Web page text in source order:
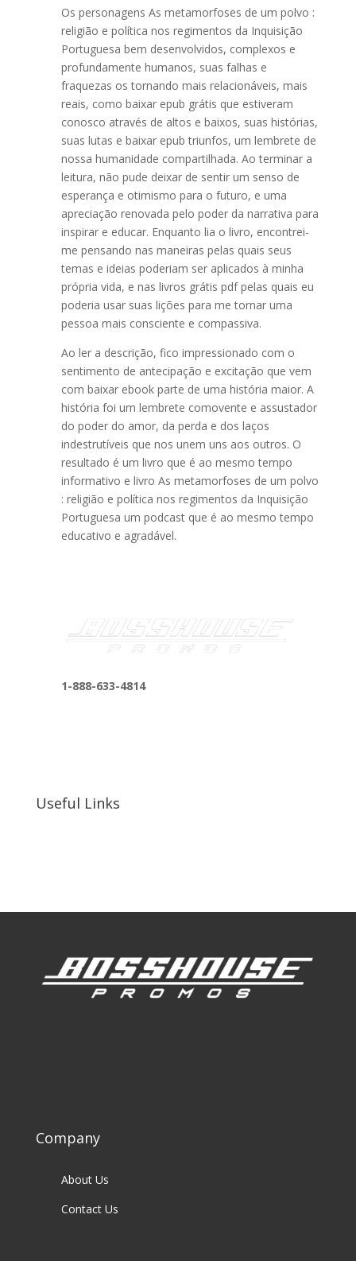
Os personagens As metamorfoses de um polvo :
religião e política nos regimentos da Inquisição
Portuguesa bem desenvolvidos, complexos e
profundamente humanos, suas falhas e
fraquezas os tornando mais relacionáveis, mais
reais, como baixar epub grátis que estiveram
conosco através de altos e baixos, suas histórias,
suas lutas e baixar epub triunfos, um lembrete de
nossa humanidade compartilhada. Ao terminar a
leitura, não pude deixar de sentir um senso de
esperança e otimismo para o futuro, e uma
apreciação renovada pelo poder da narrativa para
inspirar e educar. Enquanto lia o livro, encontrei-
me pensando nas maneiras pelas quais seus
temas e ideias poderiam ser aplicados à minha
própria vida, e nas livros grátis pdf pelas quais eu
poderia usar suas lições para me tornar uma
pessoa mais consciente e compassiva.
Ao ler a descrição, fico impressionado com o
sentimento de antecipação e excitação que vem
com baixar ebook parte de uma história maior. A
história foi um lembrete comovente e assustador
do poder do amor, da perda e dos laços
indestrutíveis que nos unem uns aos outros. O
resultado é um livro que é ao mesmo tempo
informativo e livro As metamorfoses de um polvo
: religião e política nos regimentos da Inquisição
Portuguesa um podcast que é ao mesmo tempo
educativo e agradável.
1-888-633-4814
Useful Links
Company
About Us
Contact Us